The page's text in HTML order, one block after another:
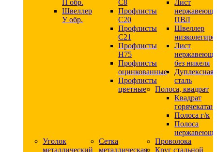
П обр.
Швеллер
У обр.
С8
Профлисты
С20
Профлисты
C21
Профлисты
Н75
Профлисты
оцинкованные
Профлисты
цветные
Лист
ПВЛ
Швеллер
Лист
без никеля
Дуплексная
сталь
Полоса, квадрат
Квадрат
Полоса г/к
Полоса
Уголок
металлический
Сетка
металлическая
Проволока
Круг стальной